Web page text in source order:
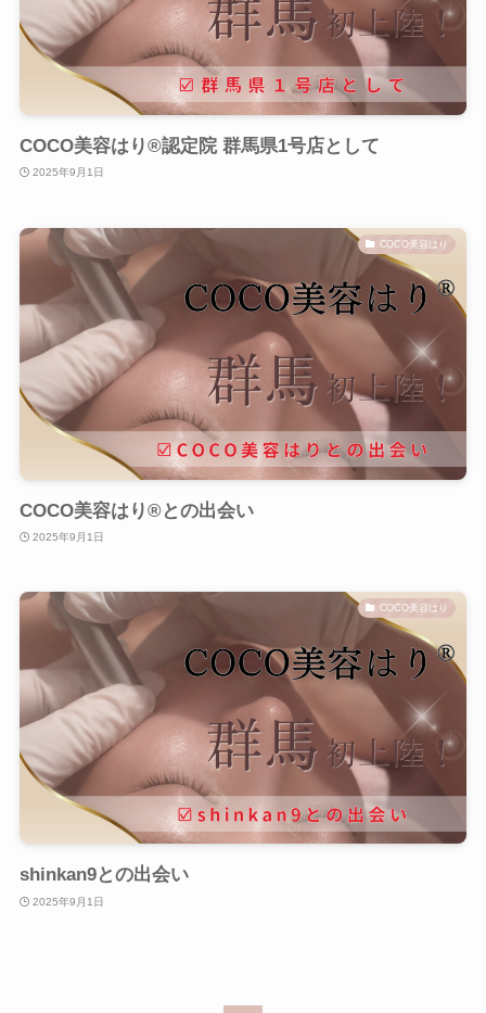
COCO美容はり®︎認定院 群馬県1号店として
2025年9月1日
COCO美容はり
COCO美容はり®︎との出会い
2025年9月1日
COCO美容はり
shinkan9との出会い
2025年9月1日